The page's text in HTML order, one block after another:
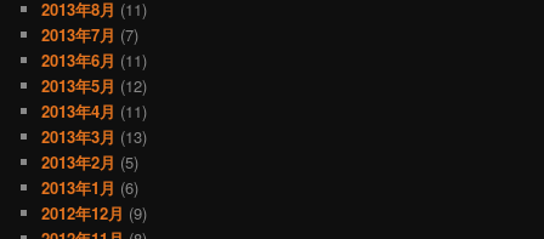
2013年8月 (11)
2013年7月 (7)
2013年6月 (11)
2013年5月 (12)
2013年4月 (11)
2013年3月 (13)
2013年2月 (5)
2013年1月 (6)
2012年12月 (9)